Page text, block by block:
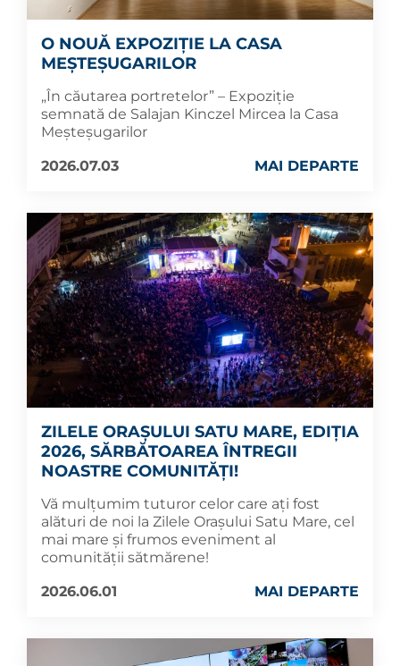
O NOUĂ EXPOZIȚIE LA CASA
MEȘTEȘUGARILOR
„În căutarea portretelor” – Expoziție
semnată de Salajan Kinczel Mircea la Casa
Meșteșugarilor
2026.07.03
MAI DEPARTE
ZILELE ORAȘULUI SATU MARE, EDIȚIA
2026, SĂRBĂTOAREA ÎNTREGII
NOASTRE COMUNITĂȚI!
Vă mulțumim tuturor celor care ați fost
alături de noi la Zilele Orașului Satu Mare, cel
mai mare și frumos eveniment al
comunității sătmărene!
2026.06.01
MAI DEPARTE